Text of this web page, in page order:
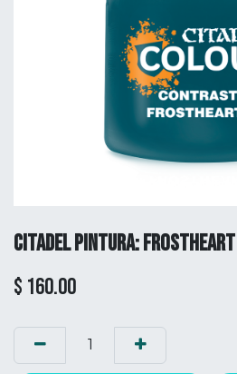
CITADEL PINTURA: FROSTHEART
$ 160.00